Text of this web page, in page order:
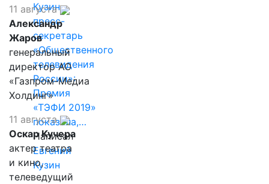
Кузин,
пресс-
секретарь
«Общественного
телевидения
России»:
Премия
«ТЭФИ 2019»
показала,…
Написал
Евгений
Кузин
11 августа
Александр
Жаров
генеральный
директор АО
«Газпром-Медиа
Холдинг»
11 августа
Оскар Кучера
актер театра
и кино,
телеведущий